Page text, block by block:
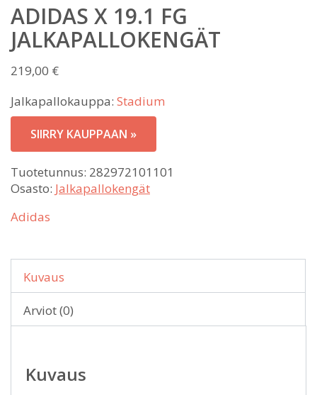
ADIDAS X 19.1 FG
JALKAPALLOKENGÄT
219,00 €
Jalkapallokauppa: Stadium
SIIRRY KAUPPAAN »
Tuotetunnus: 282972101101
Osasto: Jalkapallokengät
Adidas
Kuvaus
Arviot (0)
Kuvaus